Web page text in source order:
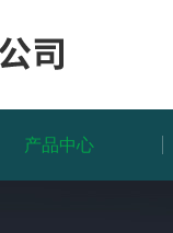
产品中心